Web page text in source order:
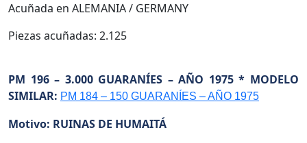
Acuñada en ALEMANIA / GERMANY
Piezas acuñadas: 2.125
PM 196 – 3.000 GUARANÍES – AÑO 1975 * MODELO
SIMILAR: PM 184 – 150 GUARANÍES – AÑO 1975
Motivo: RUINAS DE HUMAITÁ